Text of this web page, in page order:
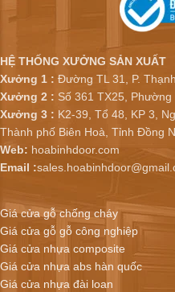
HỆ THỐNG XƯỞNG SẢN XUẤT
Xưởng 1 : Đường TL 31, P.
Xưởng 2 : Số 361 TX25, Phường
Xưởng 3 : K2-39, Tổ 48, KP 3,
Thành phố Biên Hoà, Tỉnh Đồng
Web: hoabinhdoor.com
Email :
Giá cửa gỗ chống cháy
Giá cửa gỗ gỗ công nghiệp
Giá cửa nhựa composite
Giá cửa nhựa abs hàn quốc
Giá cửa nhựa đài loan